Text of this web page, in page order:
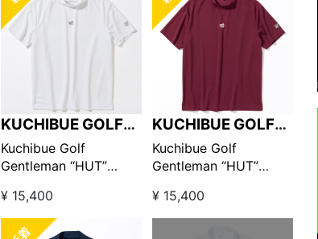
KUCHIBUE GOLF
GENTLEMAN
Kuchibue Golf
Gentleman “HUT”
ックネック ホワイト
【GO/LOOK!限定販売】
¥ 15,400
KUCHIBUE GOLF
GENTLEMAN
Kuchibue Golf
Gentleman “HUT”
ックネック バーガンデ
ィ【GO/LOOK!限定販
¥ 15,400